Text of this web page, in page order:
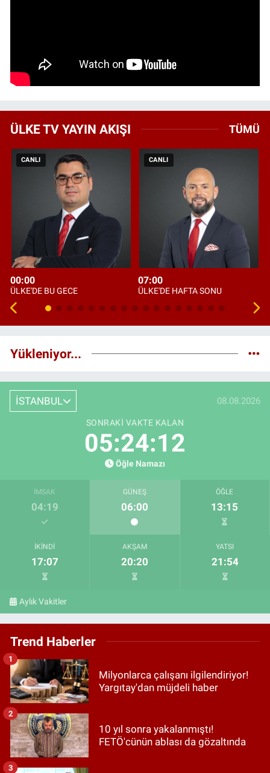
ÜLKE TV YAYIN AKIŞI TÜMÜ
CANLI
00:00
ÜLKE'DE BU GECE
CANLI
07:00
ÜLKE'DE HAFTA SONU
Yükleniyor...
İSTANBUL 08.08.2026
SONRAKI VAKTE KALAN
05:24:11
Öğle Namazı
İMSAK
04:19
GÜNEŞ
06:00
ÖĞLE
13:15
İKINDI
17:07
AKŞAM
20:20
YATSI
21:54
Aylık Vakitler
Trend Haberler
Milyonlarca çalışanı ilgilendiriyor!
Yargıtay'dan müjdeli haber
1
10 yıl sonra yakalanmıştı!
FETÖ'cünün ablası da gözaltında
2
3